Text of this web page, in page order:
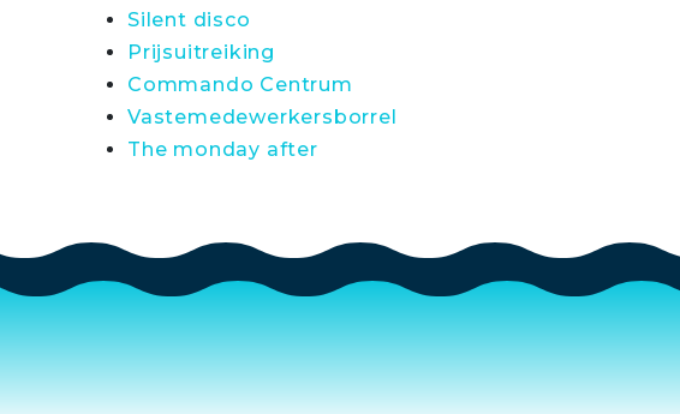
Silent disco
Prijsuitreiking
Commando Centrum
Vastemedewerkersborrel
The monday after